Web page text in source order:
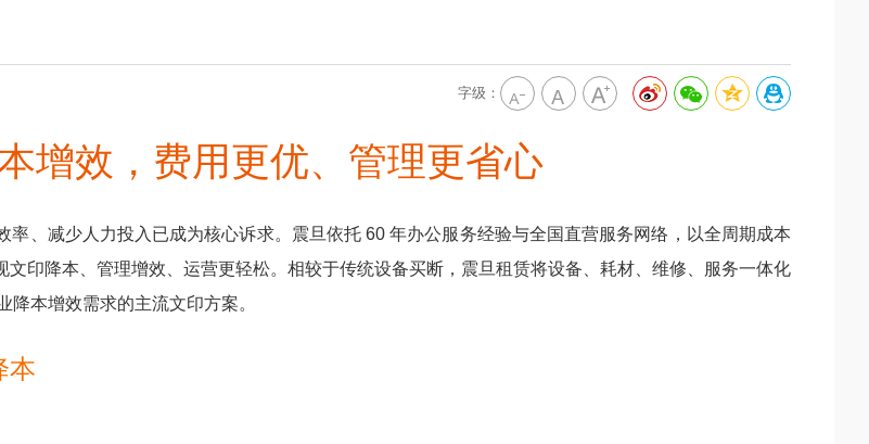
字级：
增效，费用更优、管理更省心
、减少人力投入已成为核心诉求。震旦依托 60 年办公服务经验与全国直营服务网络，以全周期成本
印降本、管理增效、运营更轻松。相较于传统设备买断，震旦租赁将设备、耗材、维修、服务一体化
本增效需求的主流文印方案。
本